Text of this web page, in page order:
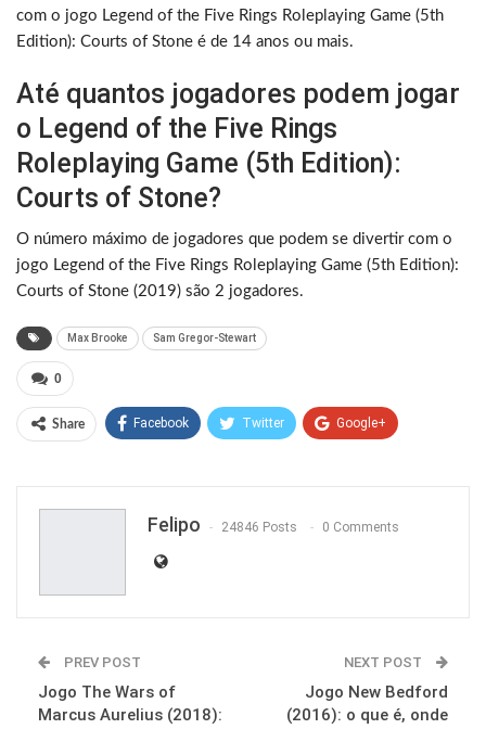
com o jogo Legend of the Five Rings Roleplaying Game (5th
Edition): Courts of Stone é de 14 anos ou mais.
Até quantos jogadores podem jogar
o Legend of the Five Rings
Roleplaying Game (5th Edition):
Courts of Stone?
O número máximo de jogadores que podem se divertir com o
jogo Legend of the Five Rings Roleplaying Game (5th Edition):
Courts of Stone (2019) são 2 jogadores.
Max Brooke Sam Gregor-Stewart
0
Share Facebook Twitter Google+
Email
Felipo 24846 Posts 0 Comments
PREV POST
Jogo The Wars of
Marcus Aurelius (2018):
NEXT POST
Jogo New Bedford
(2016): o que é, onde